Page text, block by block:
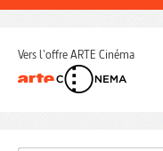
Vers l'offre ARTE Cinéma